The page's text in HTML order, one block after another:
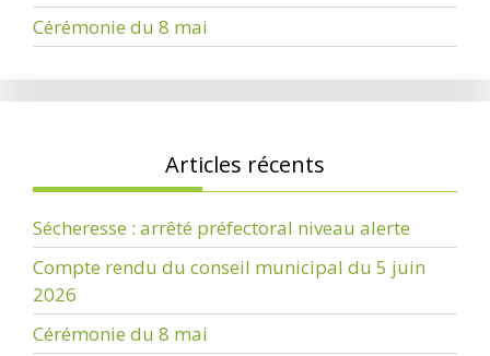
Cérémonie du 8 mai
Articles récents
Sécheresse : arrêté préfectoral niveau alerte
Compte rendu du conseil municipal du 5 juin
2026
Cérémonie du 8 mai